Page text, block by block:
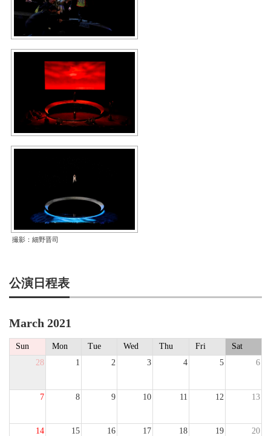
撮影：細野晋司
公演日程表
March 2021
Sun Mon Tue Wed Thu Fri
Sat
28
1 2 3 4 5 6
7 8 9 10 11 12 13
14 15 16 17 18 19 20